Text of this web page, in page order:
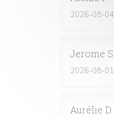
2026-08-04
Jerome S
2026-08-01
Aurélie D